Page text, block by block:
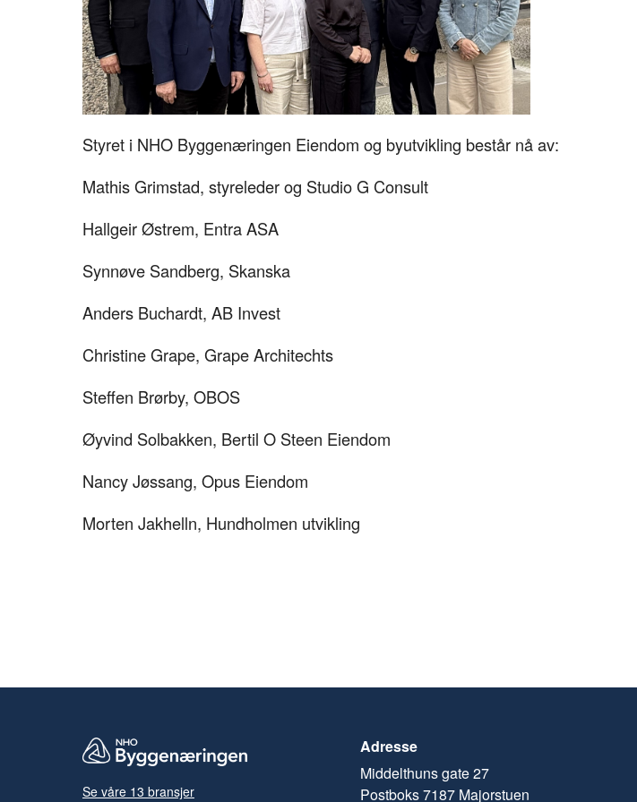
Styret i NHO Byggenæringen Eiendom og byutvikling består nå av:
Mathis Grimstad, styreleder og Studio G Consult
Hallgeir Østrem, Entra ASA
Synnøve Sandberg, Skanska
Anders Buchardt, AB Invest
Christine Grape, Grape Architechts
Steffen Brørby, OBOS
Øyvind Solbakken, Bertil O Steen Eiendom
Nancy Jøssang, Opus Eiendom
Morten Jakhelln, Hundholmen utvikling
Se våre 13 bransjer
Adresse
Middelthuns gate 27
Postboks 7187 Majorstuen